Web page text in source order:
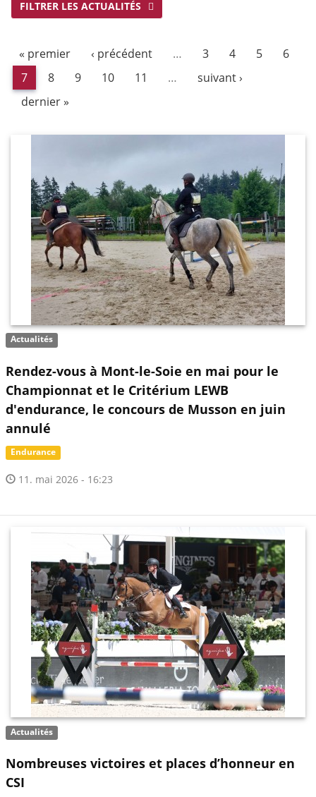
FILTRER LES ACTUALITÉS
« premier ‹ précédent … 3 4 5
6
7
8 9 10 11 …
suivant ›
dernier »
Actualités
Rendez-vous à Mont-le-Soie en mai pour le
Championnat et le Critérium LEWB
d'endurance, le concours de Musson en juin
annulé
Endurance
11. mai 2026 - 16:23
Actualités
Nombreuses victoires et places d’honneur en
CSI